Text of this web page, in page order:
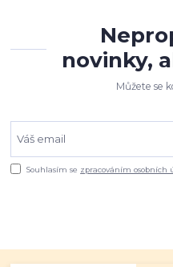
novinky,
Můžete se
Souhlasím se zpracováním osobních